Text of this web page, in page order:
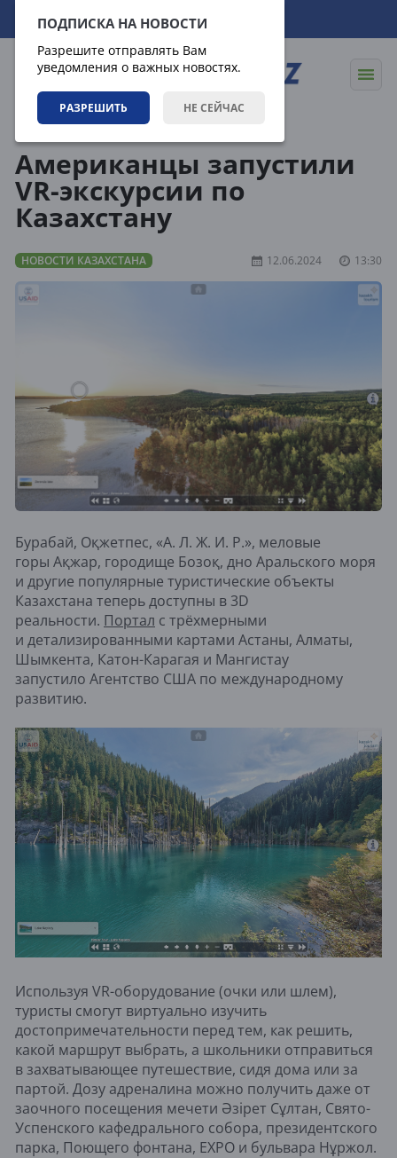
ПОДПИСКА НА НОВОСТИ
Разрешите отправлять Вам
уведомления о важных новостях.
РАЗРЕШИТЬ НЕ СЕЙЧАС
07.08.2026 21:24:20
Американцы запустили
VR-экскурсии по
Казахстану
НОВОСТИ КАЗАХСТАНА 12.06.2024 13:30
Бурабай, Оқжетпес, «А. Л. Ж. И. Р.», меловые
горы Ақжар, городище Бозоқ, дно Аральского моря
и другие популярные туристические объекты
Казахстана теперь доступны в 3D
реальности. Портал с трёхмерными
и детализированными картами Астаны, Алматы,
Шымкента, Катон-Карагая и Мангистау
запустило Агентство США по международному
развитию.
Используя VR-оборудование (очки или шлем),
туристы смогут виртуально изучить
достопримечательности перед тем, как решить,
какой маршрут выбрать, а школьники отправиться
в захватывающее путешествие, сидя дома или за
партой. Дозу адреналина можно получить даже от
заочного посещения мечети Әзірет Сұлтан, Свято-
Успенского кафедрального собора, президентского
парка, Поющего фонтана, EXPO и бульвара Нұржол.